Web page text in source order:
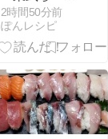
ん」 ATM小銭
入金
2時間50分前
ぽんレシピ